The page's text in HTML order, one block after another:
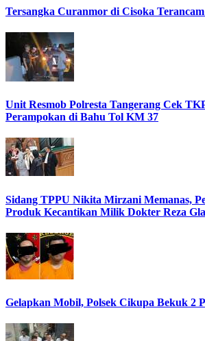
Tersangka Curanmor di Cisoka
Unit Resmob Polresta Tangerang Cek
Perampokan di Bahu Tol KM 37
Sidang TPPU Nikita Mirzani Memanas,
Produk Kecantikan Milik Dokter Reza
Gelapkan Mobil, Polsek Cikupa Bekuk 2